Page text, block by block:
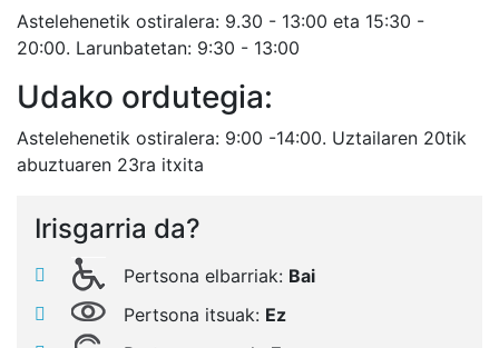
Astelehenetik ostiralera: 9.30 - 13:00 eta 15:30 -
20:00. Larunbatetan: 9:30 - 13:00
Udako ordutegia:
Astelehenetik ostiralera: 9:00 -14:00. Uztailaren 20tik
abuztuaren 23ra itxita
Irisgarria da?
Pertsona elbarriak: Bai
Pertsona itsuak: Ez